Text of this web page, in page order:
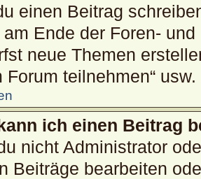
einen Beitrag
Ende der Foren-
neue Themen
Forum teilnehmen“ usw.
ich einen Beitrag
nicht Administrator
Beiträge bearbeiten